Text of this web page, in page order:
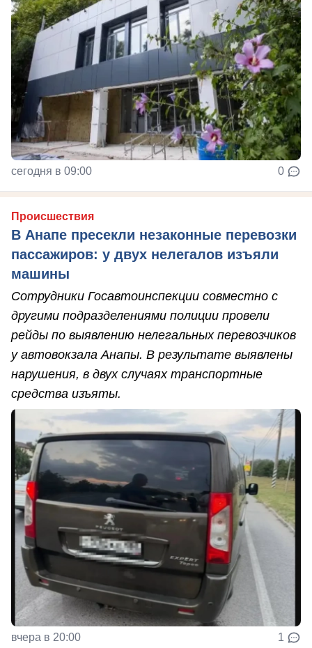
сегодня в 09:00 0
Происшествия
В Анапе пресекли незаконные перевозки
пассажиров: у двух нелегалов изъяли
машины
Сотрудники Госавтоинспекции совместно с
другими подразделениями полиции провели
рейды по выявлению нелегальных перевозчиков
у автовокзала Анапы. В результате выявлены
нарушения, в двух случаях транспортные
средства изъяты.
вчера в 20:00 1